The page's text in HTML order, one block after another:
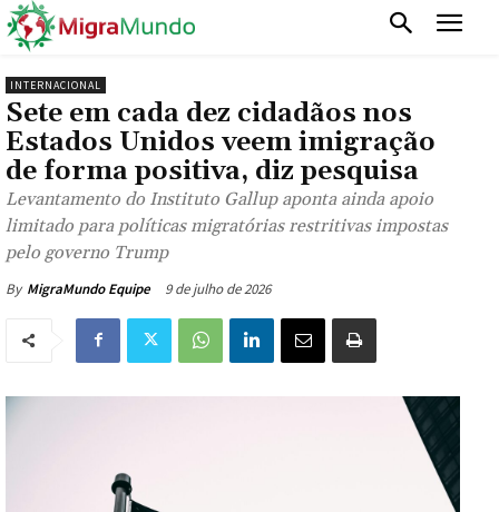
INTERNACIONAL
Sete em cada dez cidadãos nos
Estados Unidos veem imigração
de forma positiva, diz pesquisa
Levantamento do Instituto Gallup aponta ainda apoio
limitado para políticas migratórias restritivas impostas
pelo governo Trump
By MigraMundo Equipe 9 de julho de 2026